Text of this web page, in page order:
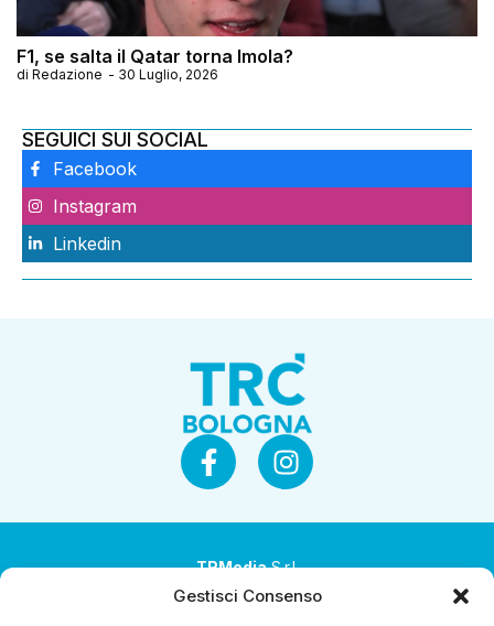
Gestisci Consenso
F1, se salta il Qatar torna Imola?
di Redazione - 30 Luglio, 2026
SEGUICI SUI SOCIAL
Facebook
Instagram
Linkedin
TRMediaS.r.l.
Società a socio unico